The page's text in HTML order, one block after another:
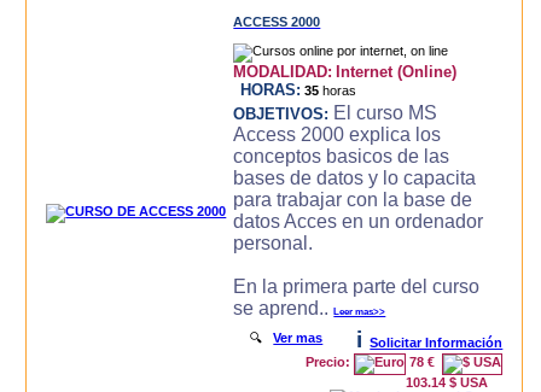
ACCESS 2000
MODALIDAD: Internet (Online)
HORAS: 35 horas
OBJETIVOS: El curso MS
Access 2000 explica los
conceptos basicos de las
bases de datos y lo capacita
para trabajar con la base de
datos Acces en un ordenador
personal.
En la primera parte del curso
se aprend..Leer mas>>
🔍Ver mas i
Solicitar Información
Precio:
78 €
103.14 $ USA